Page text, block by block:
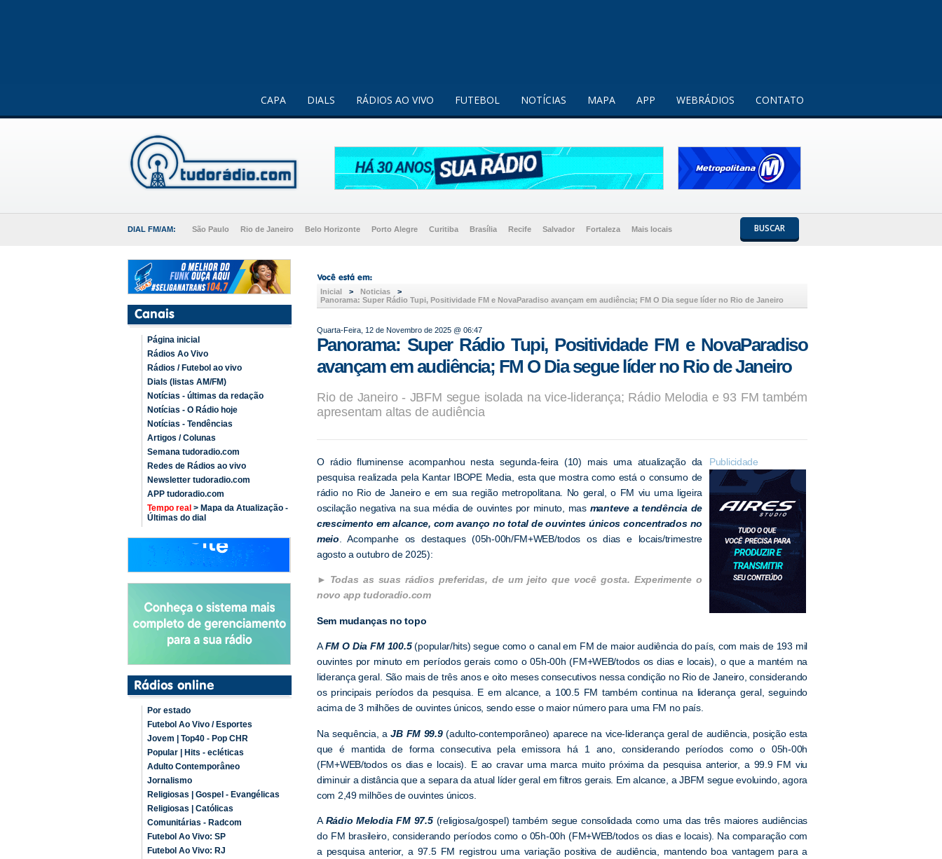
CAPA DIALS RÁDIOS AO VIVO FUTEBOL NOTÍCIAS MAPA APP WEBRÁDIOS CONTATO
DIAL FM/AM: São Paulo Rio de Janeiro Belo Horizonte Porto Alegre Curitiba Brasília Recife Salvador Fortaleza Mais locais BUSCAR
Página inicial
Rádios Ao Vivo
Rádios / Futebol ao vivo
Dials (listas AM/FM)
Notícias - últimas da redação
Notícias - O Rádio hoje
Notícias - Tendências
Artigos / Colunas
Semana tudoradio.com
Redes de Rádios ao vivo
Newsletter tudoradio.com
APP tudoradio.com
Tempo real > Mapa da Atualização -
Últimas do dial
Por estado
Futebol Ao Vivo / Esportes
Jovem | Top40 - Pop CHR
Popular | Hits - ecléticas
Adulto Contemporâneo
Jornalismo
Religiosas | Gospel - Evangélicas
Religiosas | Católicas
Comunitárias - Radcom
Futebol Ao Vivo: SP
Futebol Ao Vivo: RJ
Inicial > Noticias
>
Panorama: Super Rádio Tupi, Positividade FM e NovaParadiso avançam em audiência; FM O Dia segue líder no Rio de Janeiro
Quarta-Feira, 12 de Novembro de 2025 @ 06:47
Panorama: Super Rádio Tupi, Positividade FM e NovaParadiso
avançam em audiência; FM O Dia segue líder no Rio de Janeiro
Rio de Janeiro - JBFM segue isolada na vice-liderança; Rádio Melodia e 93 FM também
apresentam altas de audiência
Publicidade
O rádio fluminense acompanhou nesta segunda-feira (10) mais uma atualização da
pesquisa realizada pela Kantar IBOPE Media, esta que mostra como está o consumo de
rádio no Rio de Janeiro e em sua região metropolitana. No geral, o FM viu uma ligeira
oscilação negativa na sua média de ouvintes por minuto, mas manteve a tendência de
crescimento em alcance, com avanço no total de ouvintes únicos concentrados no
meio . Acompanhe os destaques (05h-00h/FM+WEB/todos os dias e locais/trimestre
agosto a outubro de 2025):
Todas as suas rádios preferidas, de um jeito que você gosta. Experimente o
novo app tudoradio.com
Sem mudanças no topo
AFM O Dia FM 100.5(popular/hits) segue como o canal em FM de maior audiência do país, com mais de 193 mil
ouvintes por minuto em períodos gerais como o 05h-00h (FM+WEB/todos os dias e locais), o que a mantém na
liderança geral. São mais de três anos e oito meses consecutivos nessa condição no Rio de Janeiro, considerando
os principais períodos da pesquisa. E em alcance, a 100.5 FM também continua na liderança geral, seguindo
acima de 3 milhões de ouvintes únicos, sendo esse o maior número para uma FM no país.
Na sequência, aJB FM 99.9(adulto-contemporâneo) aparece na vice-liderança geral de audiência, posição esta
que é mantida de forma consecutiva pela emissora há 1 ano, considerando períodos como o 05h-00h
(FM+WEB/todos os dias e locais). E ao cravar uma marca muito próxima da pesquisa anterior, a 99.9 FM viu
diminuir a distância que a separa da atual líder geral em filtros gerais. Em alcance, a JBFM segue evoluindo, agora
com 2,49 milhões de ouvintes únicos.
A Rádio Melodia FM 97.5(religiosa/gospel) também segue consolidada como uma das três maiores audiências
do FM brasileiro, considerando períodos como o 05h-00h (FM+WEB/todos os dias e locais). Na comparação com
a pesquisa anterior, a 97.5 FM registrou uma variação positiva de audiência, mantendo boa vantagem para a